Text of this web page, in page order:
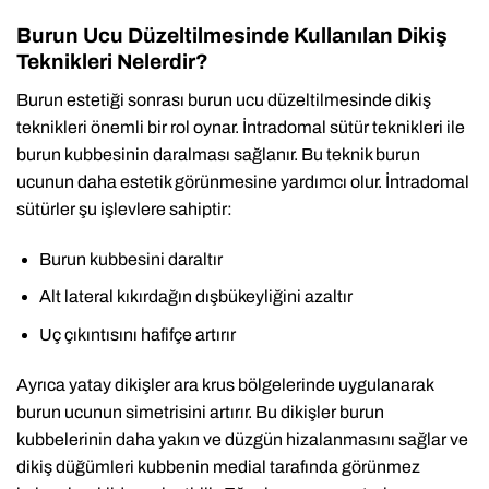
Burun Ucu Düzeltilmesinde Kullanılan Dikiş
Teknikleri Nelerdir?
Burun estetiği sonrası burun ucu düzeltilmesinde dikiş
teknikleri önemli bir rol oynar. İntradomal sütür teknikleri ile
burun kubbesinin daralması sağlanır. Bu teknik burun
ucunun daha estetik görünmesine yardımcı olur. İntradomal
sütürler şu işlevlere sahiptir:
Burun kubbesini daraltır
Alt lateral kıkırdağın dışbükeyliğini azaltır
Uç çıkıntısını hafifçe artırır
Ayrıca yatay dikişler ara krus bölgelerinde uygulanarak
burun ucunun simetrisini artırır. Bu dikişler burun
kubbelerinin daha yakın ve düzgün hizalanmasını sağlar ve
dikiş düğümleri kubbenin medial tarafında görünmez